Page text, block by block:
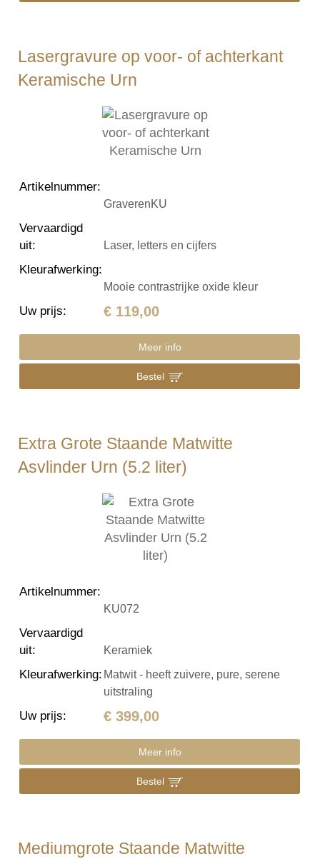
Lasergravure op voor- of achterkant
Keramische Urn
Artikelnummer:
GraverenKU
Vervaardigd
uit: Laser, letters en cijfers
Kleurafwerking:
Mooie contrastrijke oxide kleur
Uw prijs: € 119,00
Meer info
Bestel
Extra Grote Staande Matwitte
Asvlinder Urn (5.2 liter)
Artikelnummer:
KU072
Vervaardigd
uit: Keramiek
Kleurafwerking: Matwit - heeft zuivere, pure, serene
uitstraling
Uw prijs: € 399,00
Meer info
Bestel
Mediumgrote Staande Matwitte